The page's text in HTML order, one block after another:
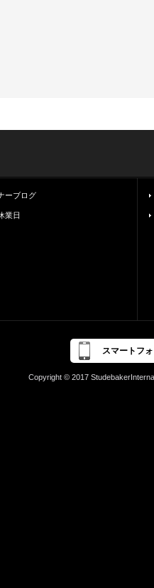
ーブログ
業日
スマートフ
Copyright © 2017